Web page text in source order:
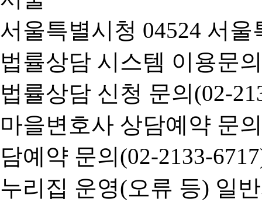
서울특별시청 04524 서
법률상담 시스템 이용문
법률상담 신청 문의(02-
마을변호사 상담예약 문
담예약 문의(02-2133-
누리집 운영(오류 등) 일